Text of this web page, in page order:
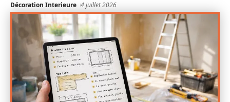
Décoration Interieure 4 juillet 2026